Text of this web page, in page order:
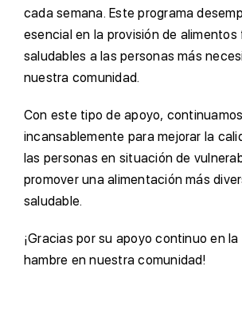
cada semana. Este programa
esencial en la provisión de
saludables a las personas más
nuestra comunidad.
Con este tipo de apoyo,
incansablemente para mejorar la
las personas en situación de
promover una alimentación más
saludable.
¡Gracias por su apoyo continuo en
hambre en nuestra comunidad!